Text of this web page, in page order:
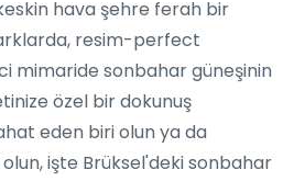
hava şehre ferah bir
resim-perfect
mimaride sonbahar güneşinin
özel bir dokunuş
eden biri olun ya da
işte Brüksel'deki sonbahar